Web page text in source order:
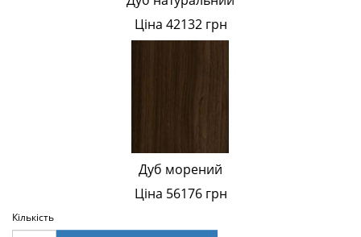
Ціна 42132 грн
Дуб морений
Ціна 56176 грн
Кількість